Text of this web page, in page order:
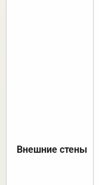
Внешние стены